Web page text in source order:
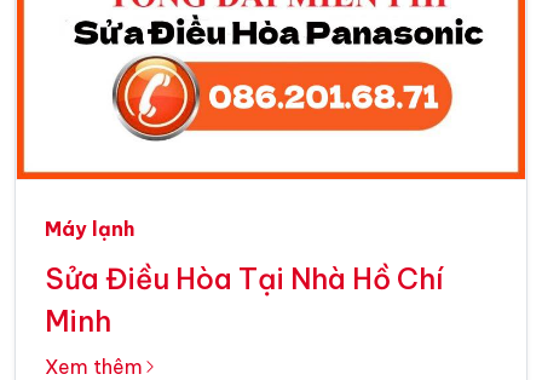
Máy lạnh
Sửa Điều Hòa Tại Nhà Hồ Chí
Minh
Xem thêm